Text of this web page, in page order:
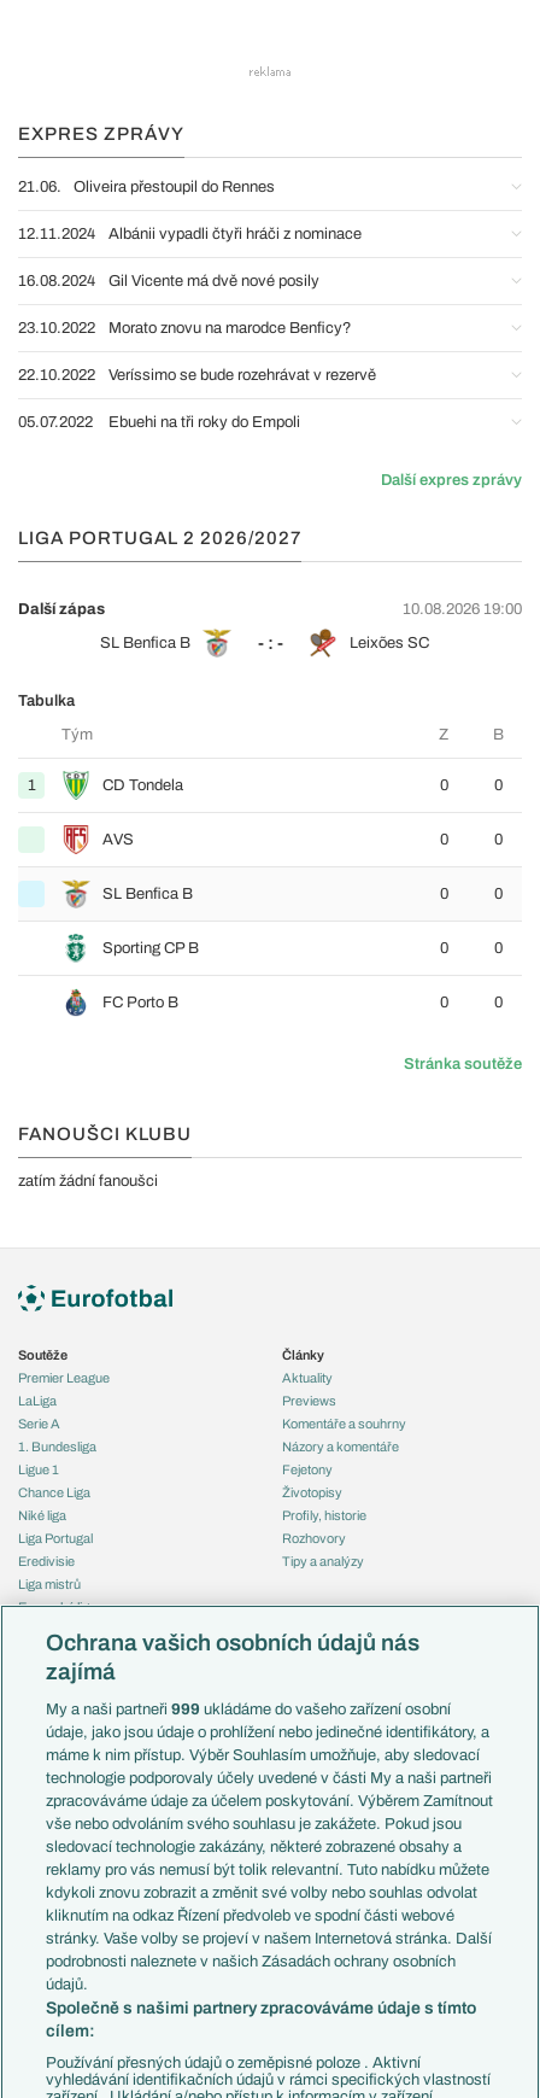
EXPRES ZPRÁVY
21.06. Oliveira přestoupil do Rennes
12.11.2024 Albánii vypadli čtyři hráči z nominace
16.08.2024 Gil Vicente má dvě nové posily
23.10.2022 Morato znovu na marodce Benficy?
22.10.2022 Veríssimo se bude rozehrávat v rezervě
05.07.2022 Ebuehi na tři roky do Empoli
Další expres zprávy
LIGA PORTUGAL 2 2026/2027
Další zápas
10.08.2026 19:00
SL Benfica B
- : - Leixões SC
Tabulka
Tým
Z B
1 CD Tondela 0 0
AVS 0 0
SL Benfica B 0 0
Sporting CP B 0 0
FC Porto B 0 0
Stránka soutěže
FANOUŠCI KLUBU
zatím žádní fanoušci
Soutěže
Premier League
LaLiga
Serie A
1. Bundesliga
Ligue 1
Chance Liga
Niké liga
Liga Portugal
Eredivisie
Liga mistrů
Evropská liga
Mistrovství světa
Liga národů
Témata
Představení týmů MS
EuroSkauting
PL v kostce
Evropské koeficienty
Přestupy
Přestupové spekulace
Zranění
Kluby
Arsenal FC
Chelsea FC
Manchester United
AC Milán
Juventus FC
Bayern Mnichov
Články
Aktuality
Previews
Komentáře a souhrny
Názory a komentáře
Fejetony
Životopisy
Profily, historie
Rozhovory
Tipy a analýzy
Česko
Francie
Itálie
Německo
Španělsko
Argentina
Brazílie
Přestupy
Zápasy
Livescore
Tipovací soutěž
Ochrana vašich osobních údajů nás
zajímá
My a naši partneři999 ukládáme do vašeho zařízení osobní
údaje, jako jsou údaje o prohlížení nebo jedinečné identifikátory, a
máme k nim přístup. Výběr Souhlasím umožňuje, aby sledovací
technologie podporovaly účely uvedené v části My a naši partneři
zpracováváme údaje za účelem poskytování. Výběrem Zamítnout
vše nebo odvoláním svého souhlasu je zakážete. Pokud jsou
sledovací technologie zakázány, některé zobrazené obsahy a
reklamy pro vás nemusí být tolik relevantní. Tuto nabídku můžete
kdykoli znovu zobrazit a změnit své volby nebo souhlas odvolat
kliknutím na odkaz Řízení předvoleb ve spodní části webové
stránky. Vaše volby se projeví v našem Internetová stránka. Další
podrobnosti naleznete v našich Zásadách ochrany osobních
údajů.
Společně s našimi partnery zpracováváme údaje s tímto
cílem:
Používání přesných údajů o zeměpisné poloze . Aktivní
vyhledávání identifikačních údajů v rámci specifických vlastností